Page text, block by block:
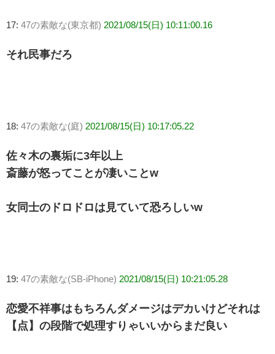
17: 47の素敵な(東京都) 2021/08/15(日) 10:11:00.16
それ民事だろ
18: 47の素敵な(庭) 2021/08/15(日) 10:17:05.22
佐々木の裏垢に3年以上
斎藤が怒ってことが凄いことw
女同士のドロドロは見ていて恐ろしいw
19: 47の素敵な(SB-iPhone) 2021/08/15(日) 10:21:05.28
恋愛不祥事はもちろんダメージはデカいけどそれは
【点】の段階で処理すりゃいいからまだ良い